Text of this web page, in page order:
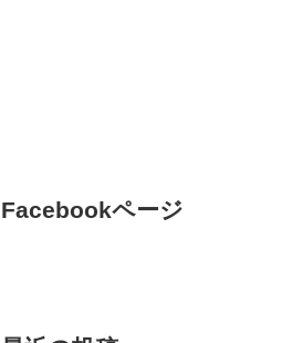
Facebookページ